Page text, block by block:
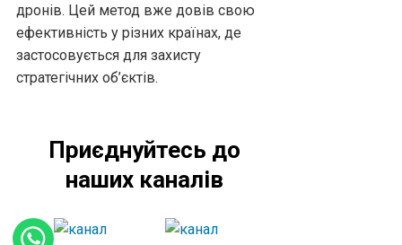
дронів. Цей метод вже довів свою
ефективність у різних країнах, де
застосовується для захисту
стратегічних об’єктів.
Приєднуйтесь до
наших каналів